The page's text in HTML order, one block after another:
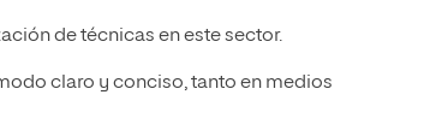
de técnicas en este sector.
claro y conciso, tanto en medios